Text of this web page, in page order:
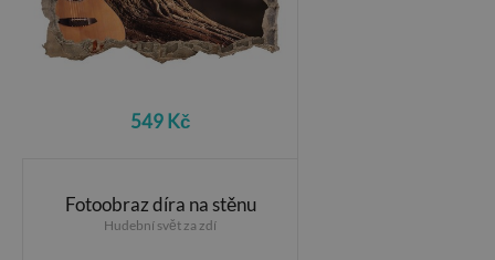
549 Kč
Fotoobraz díra na stěnu
Hudební svět za zdí